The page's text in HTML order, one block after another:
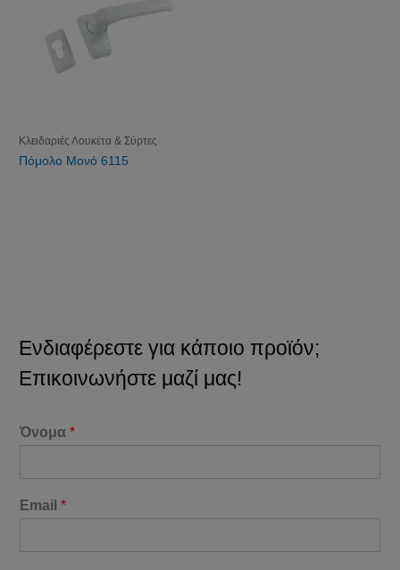
Κλειδαριές Λουκέτα & Σύρτες
Πόμολο Μονό 6115
Ενδιαφέρεστε για κάποιο προϊόν;
Επικοινωνήστε μαζί μας!
Όνομα*
Email*